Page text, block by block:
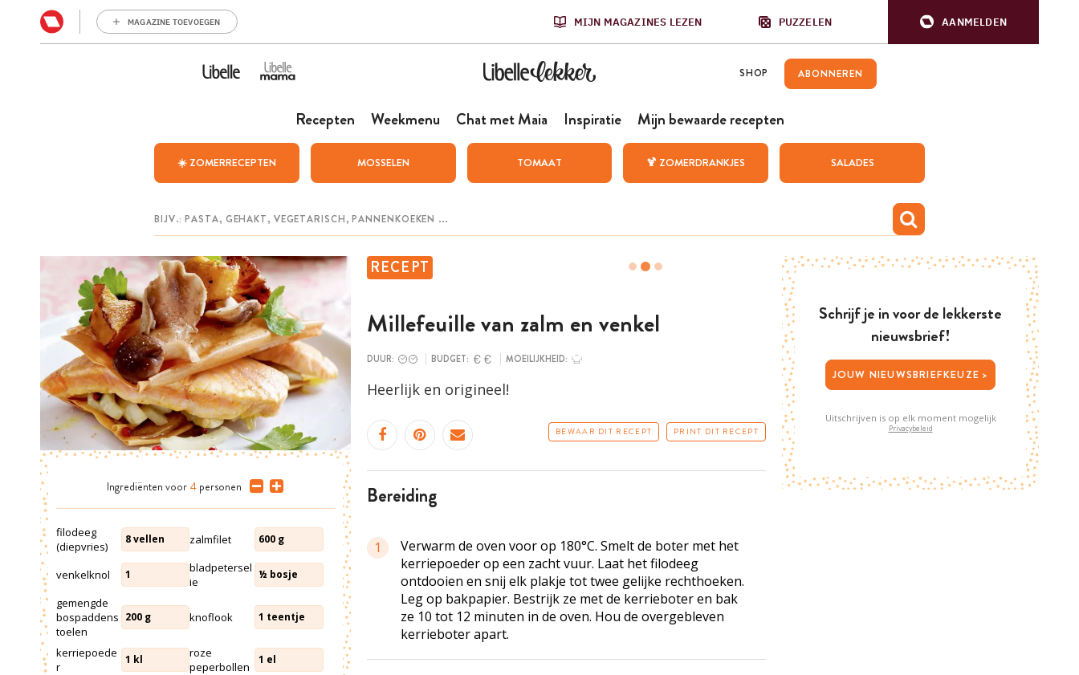
MAGAZINE TOEVOEGEN MIJN MAGAZINES LEZEN PUZZELEN AANMELDEN
SHOP ABONNEREN
Recepten Weekmenu Chat met Maia Inspiratie Mijn bewaarde recepten
☀️ ZOMERRECEPTEN MOSSELEN TOMAAT 🍹 ZOMERDRANKJES SALADES
RECEPT
Millefeuille van zalm en venkel
DUUR: BUDGET: MOEILIJKHEID:
Heerlijk en origineel!
BEWAAR DIT RECEPT PRINT DIT RECEPT
bereiding
1
Verwarm de oven voor op 180°C. Smelt de boter met het
kerriepoeder op een zacht vuur. Laat het filodeeg
ontdooien en snij elk plakje tot twee gelijke rechthoeken.
Leg op bakpapier. Bestrijk ze met de kerrieboteren bak
ze 10 tot 12 minuten in de oven. Hou de overgebleven
kerrieboterapart.
Ingrediënten voor 4 personen
filodeeg
(diepvries)
8vellen zalmfilet 600 g
venkelknol 1
bladpetersel
ie
½ bosje
gemengde
bospaddens
toelen
200 g knoflook 1 teentje
kerriepoede
r
1 kl
roze
peperbollen
1 el
Schrijf je in voor de lekkerste
nieuwsbrief!
JOUW NIEUWSBRIEFKEUZE >
Uitschrijven is op elk moment mogelijk
Privacybeleid